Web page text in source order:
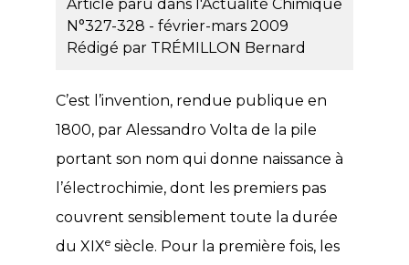
Article paru dans l'Actualité Chimique
N°327-328 - février-mars 2009
Rédigé par TRÉMILLON Bernard
C’est l’invention, rendue publique en
1800, par Alessandro Volta de la pile
portant son nom qui donne naissance à
l’électrochimie, dont les premiers pas
couvrent sensiblement toute la durée
du XIXe siècle. Pour la première fois, les